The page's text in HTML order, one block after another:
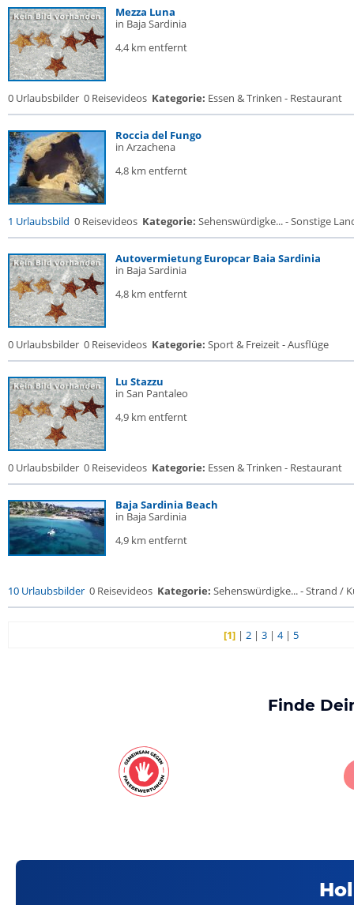
Mezza Luna
in Baja Sardinia
4,4 km entfernt
0 Urlaubsbilder 0 Reisevideos Kategorie: Essen & Trinken - Restaurant
Roccia del Fungo
in Arzachena
4,8 km entfernt
1 Urlaubsbild 0 Reisevideos Kategorie: Sehenswürdigke... - Sonstige
Autovermietung Europcar Baia Sardinia
in Baja Sardinia
4,8 km entfernt
0 Urlaubsbilder 0 Reisevideos Kategorie: Sport & Freizeit - Ausflüge
Lu Stazzu
in San Pantaleo
4,9 km entfernt
0 Urlaubsbilder 0 Reisevideos Kategorie: Essen & Trinken - Restaurant
Baja Sardinia Beach
in Baja Sardinia
4,9 km entfernt
10 Urlaubsbilder 0 Reisevideos Kategorie: Sehenswürdigke... - Strand /
[1] |2 |3 |4| 5
Finde